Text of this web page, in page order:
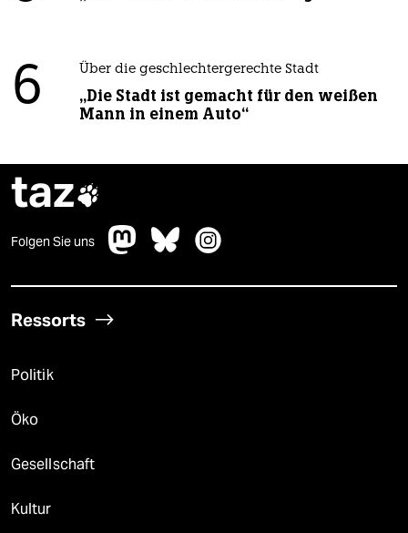
6 Über die geschlechtergerechte Stadt
„Die Stadt ist gemacht für den weißen
Mann in einem Auto“
taz
Folgen Sie uns
Ressorts
Politik
Öko
Gesellschaft
Kultur